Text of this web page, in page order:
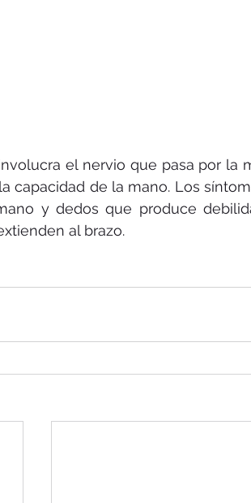
el nervio que pasa por la
capacidad de la mano. Los
y dedos que produce
al brazo.